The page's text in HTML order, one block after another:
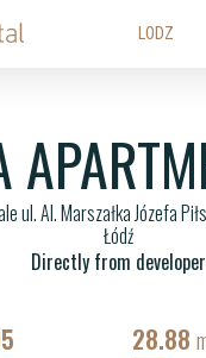
LODZ
ul. Al. Marszałka Józefa
Łódź
Directly from developer
28.88